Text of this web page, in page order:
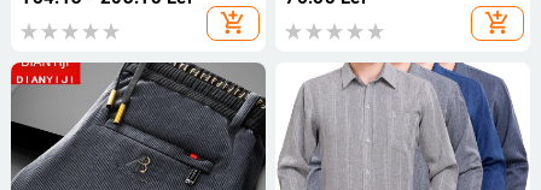
add_shopping_cart add_shopping_cart